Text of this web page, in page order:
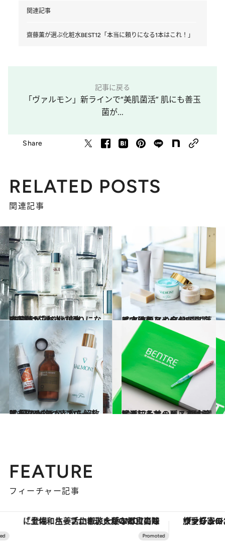
関連記事
齋藤薫が選ぶ化粧水BEST12「本当に頼りになる1本はこれ！」
記事に戻る
「ヴァルモン」新ラインで“美肌菌活” 肌にも善玉
菌が...
Share
RELATED POSTS
関連記事
2017.3.7
齋藤薫が選ぶ化粧水BEST12「本当に頼りになる1本はこれ！」
ビューティ＆ヘルス 2019.7.1
毛穴詰まりや余分な皮脂にさよなら！ こすらず落とす洗顔アイテム5選
ビューティ＆ヘルス
2019.7.23
肌を傷めないアプローチで 夏のベタつきから解放する7アイテム
ビューティ＆ヘルス 2020.7.12
腸活こそ美の要！ 腸内環境を知るサービスを体験しました
ビューティ＆ヘルス
FEATURE
フィーチャー記事
「土佐和ハーブかき氷」がOMO7高知に登場！生姜、山椒、大葉など目にも舌にも涼を呼ぶ郷土の味 ヴァシュロン・コンスタンタ